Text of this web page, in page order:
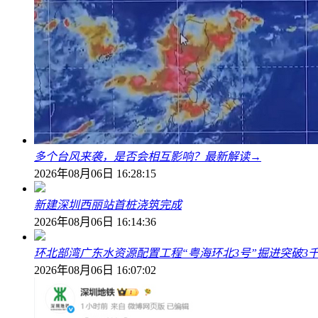
多个台风来袭，是否会相互影响？最新解读→
2026年08月06日 16:28:15
新建深圳西丽站首桩浇筑完成
2026年08月06日 16:14:36
环北部湾广东水资源配置工程“粤海环北3号”掘进突破3
2026年08月06日 16:07:02